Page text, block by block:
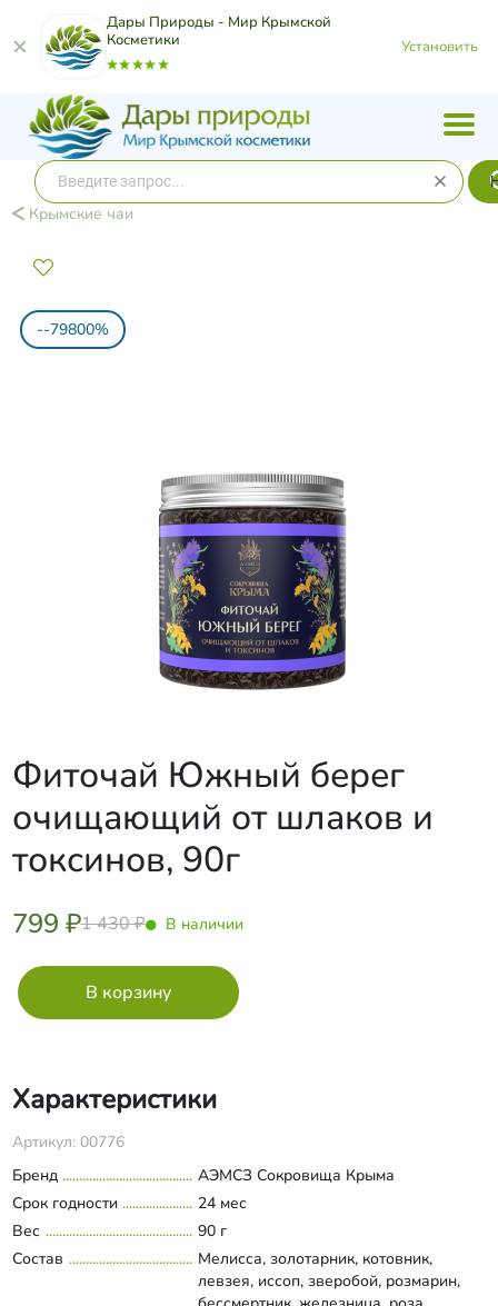
Дары Природы - Мир Крымской
Косметики
Установить
Крымские чаи
--79800%
Фиточай Южный берег
очищающий от шлаков и
токсинов, 90г
799 ₽1 430 ₽ В наличии
Характеристики
Артикул: 00776
Бренд
АЭМСЗ Сокровища Крыма
Срок годности
24 мес
Вес
90 г
Состав
Мелисса, золотарник, котовник,
левзея, иссоп, зверобой, розмарин,